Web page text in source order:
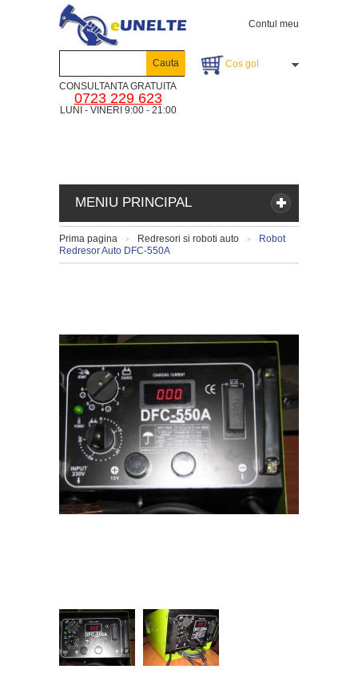
Contul meu
Cos gol
MENIU PRINCIPAL
CONSULTANTA GRATUITA
0723 229 623
LUNI - VINERI 9:00 - 21:00
Cauta
Prima pagina
>
Redresori si roboti auto
Robot
Redresor Auto DFC-550A